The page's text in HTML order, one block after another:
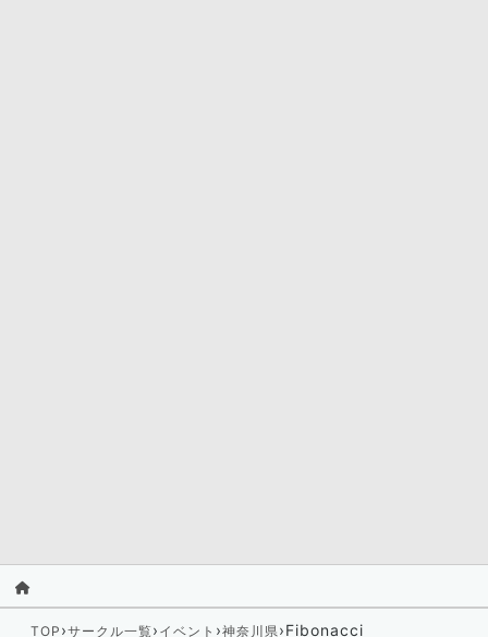
TOP ›サークル一覧› イベント ›神奈川県›Fibonacci